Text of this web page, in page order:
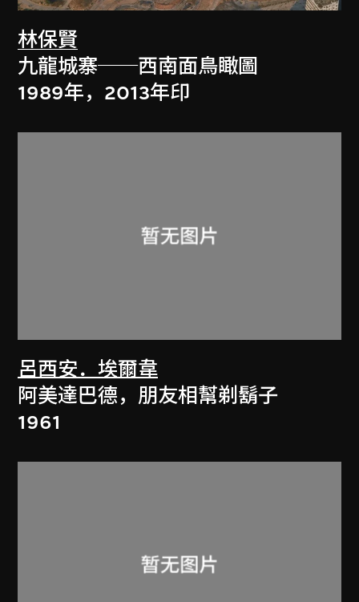
林保賢
九龍城寨──西南面鳥瞰圖
1989年，2013年印
呂西安．埃爾韋
阿美達巴德，朋友相幫剃鬍子
1961